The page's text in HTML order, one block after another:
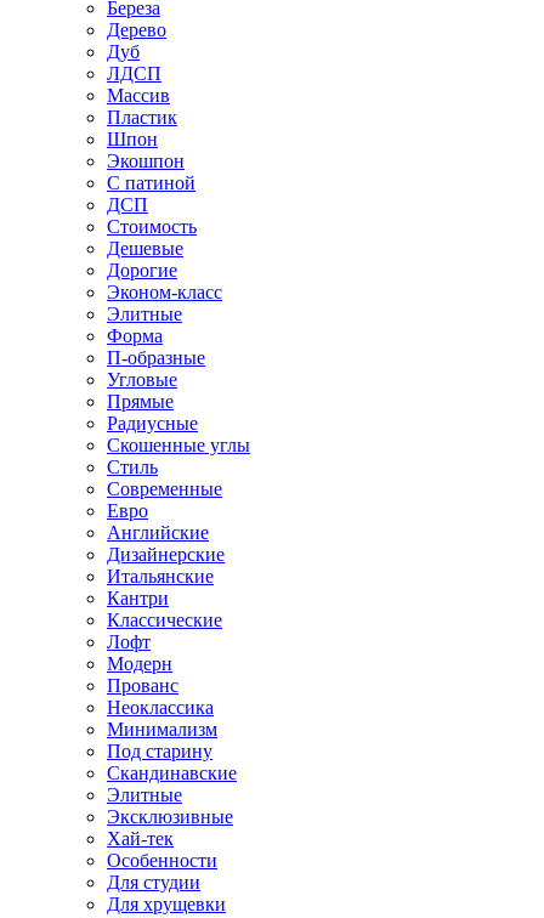
Береза
Дерево
Дуб
ЛДСП
Массив
Пластик
Шпон
Экошпон
С патиной
ДСП
Стоимость
Дешевые
Дорогие
Эконом-класс
Элитные
Форма
П-образные
Угловые
Прямые
Радиусные
Скошенные углы
Стиль
Современные
Евро
Английские
Дизайнерские
Итальянские
Кантри
Классические
Лофт
Модерн
Прованс
Неоклассика
Минимализм
Под старину
Скандинавские
Элитные
Эксклюзивные
Хай-тек
Особенности
Для студии
Для хрущевки